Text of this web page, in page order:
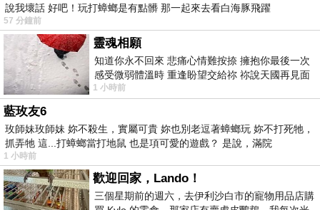
說我壞話 好吧！玩打蟑螂是有點髒 那一起來去看白海豚飛躍
57 分鐘前
靈魂相願
知道你永不回來 悲痛心情難按捺 擁抱你最後一次
感受微弱體溫時 重逢盼望交給祢 祢說天國再見面
此刻忍淚說別離 他日靈魂再
1 小時前
藍玫友6
玫師妹玫師妹 妳不殺生，實屬可貴 妳也別老逗著蟑螂玩 妳不打死牠，
抓弄牠 這...打蟑螂當打地鼠 也是項可愛的遊戲？ 是說，滿院
1 小時前
歡迎回家，Lando！
三個星期前的週六，去伊利沙白市的寵物用品店購